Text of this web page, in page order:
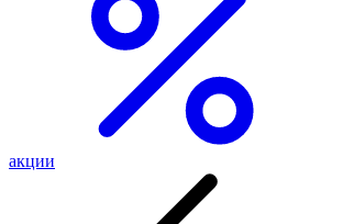
акции